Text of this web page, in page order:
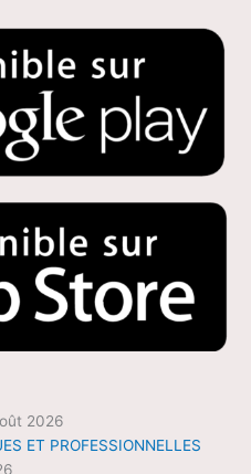
2026
ET PROFESSIONNELLES